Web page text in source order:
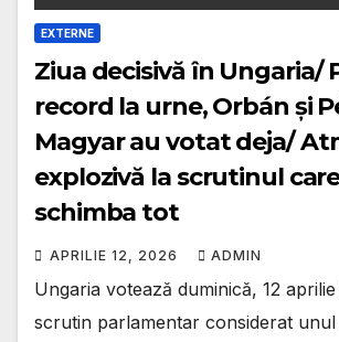
EXTERNE
Ziua decisivă în Ungaria/
record la urne, Orbán și
Magyar au votat deja/
explozivă la scrutinul
schimba tot
APRILIE 12, 2026 ADMIN
Ungaria votează duminică, 12
scrutin parlamentar considerat